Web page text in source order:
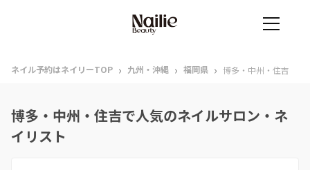
ネイル予約はネイリーTOP › 九州・沖縄 › 福岡県 › 博多・中州・住吉
博多・中州・住吉で人気のネイルサロン・ネ
イリスト